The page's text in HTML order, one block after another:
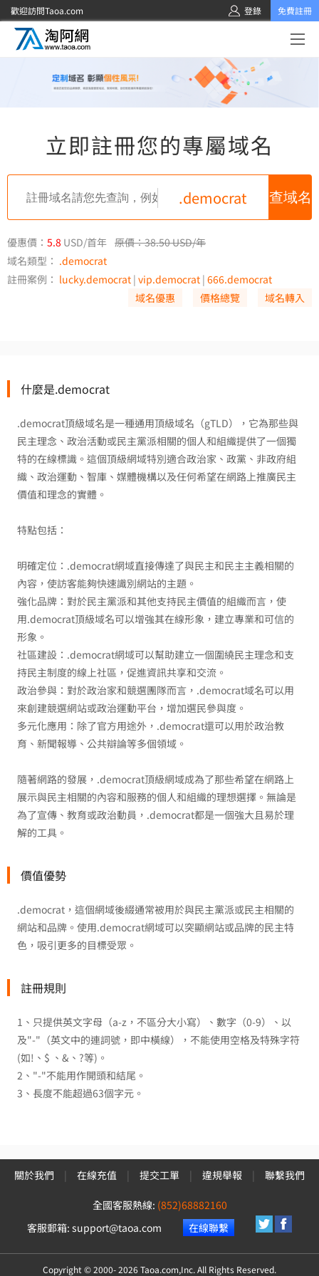
歡迎訪問Taoa.com 登錄 免費註冊
立即註冊您的專屬域名
.democrat
優惠價： 5.8 USD/首年 原價：38.50 USD/年
域名類型： .democrat
註冊案例： lucky.democrat | vip.democrat | 666.democrat
域名優惠
價格總覽 域名轉入
什麼是.democrat
.democrat頂級域名是一種通用頂級域名（gTLD），它為那些與
民主理念、政治活動或民主黨派相關的個人和組織提供了一個獨
特的在線標識。這個頂級網域特別適合政治家、政黨、非政府組
織、政治運動、智庫、媒體機構以及任何希望在網路上推廣民主
價值和理念的實體。
特點包括：
明確定位：.democrat網域直接傳達了與民主和民主主義相關的
內容，使訪客能夠快速識別網站的主題。
強化品牌：對於民主黨派和其他支持民主價值的組織而言，使
用.democrat頂級域名可以增強其在線形象，建立專業和可信的
形象。
社區建設：.democrat網域可以幫助建立一個圍繞民主理念和支
持民主制度的線上社區，促進資訊共享和交流。
政治參與：對於政治家和競選團隊而言，.democrat域名可以用
來創建競選網站或政治運動平台，增加選民參與度。
多元化應用：除了官方用途外，.democrat還可以用於政治教
育、新聞報導、公共辯論等多個領域。
隨著網路的發展，.democrat頂級網域成為了那些希望在網路上
展示與民主相關的內容和服務的個人和組織的理想選擇。無論是
為了宣傳、教育或政治動員，.democrat都是一個強大且易於理
解的工具。
價值優勢
.democrat，這個網域後綴通常被用於與民主黨派或民主相關的
網站和品牌。使用.democrat網域可以突顯網站或品牌的民主特
色，吸引更多的目標受眾。
註冊規則
1、只提供英文字母（a-z，不區分大小寫）、數字（0-9）、以
及"-"（英文中的連詞號，即中橫線），不能使用空格及特殊字符
(如!、$ 、&、?等)。
2、"-"不能用作開頭和結尾。
3、長度不能超過63個字元。
關於我們 | 在線充值 | 提交工單 | 違規舉報 | 聯繫我們
全國客服熱線: (852)68882160
客服郵箱: support@taoa.com 在線聯繫
Copyright © 2000-2026 Taoa.com,Inc. All Rights Reserved.